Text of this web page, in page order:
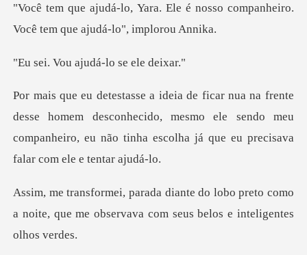
e é nosso companheiro.
Você tem
ajudá-lo se
homem desconhecido, mesmo ele sendo meu
companheiro, eu não ti
bo preto como
a noite, que me observava co